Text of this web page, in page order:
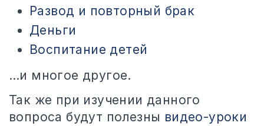
Развод и повторный брак
Деньги
Воспитание детей
…и многое другое.
Так же при изучении данного
вопроса будут полезны видео-уроки